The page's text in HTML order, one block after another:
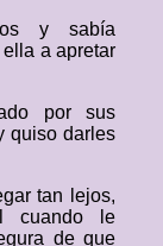
y sabía
a apretar
por sus
quiso darles
tan lejos,
cuando le
de que